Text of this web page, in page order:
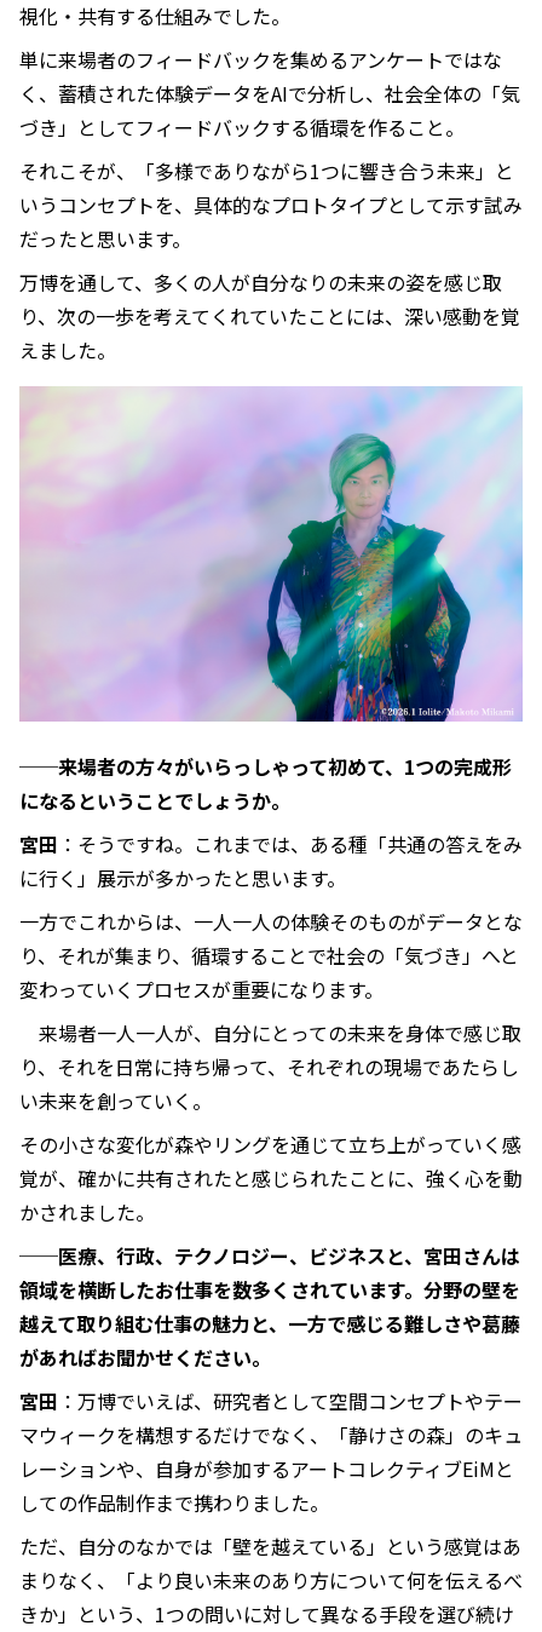
視化・共有する仕組みでした。
単に来場者のフィードバックを集めるアンケートではな
く、蓄積された体験データをAIで分析し、社会全体の「気
づき」としてフィードバックする循環を作ること。
それこそが、「多様でありながら1つに響き合う未来」と
いうコンセプトを、具体的なプロトタイプとして示す試み
だったと思います。
万博を通して、多くの人が自分なりの未来の姿を感じ取
り、次の一歩を考えてくれていたことには、深い感動を覚
えました。
──来場者の方々がいらっしゃって初めて、1つの完成形
になるということでしょうか。
宮田 ：そうですね。これまでは、ある種「共通の答えをみ
に行く」展示が多かったと思います。
一方でこれからは、一人一人の体験そのものがデータとな
り、それが集まり、循環することで社会の「気づき」へと
変わっていくプロセスが重要になります。
来場者一人一人が、自分にとっての未来を身体で感じ取
り、それを日常に持ち帰って、それぞれの現場であたらし
い未来を創っていく。
その小さな変化が森やリングを通じて立ち上がっていく感
覚が、確かに共有されたと感じられたことに、強く心を動
かされました。
──医療、行政、テクノロジー、ビジネスと、宮田さんは
領域を横断したお仕事を数多くされています。分野の壁を
越えて取り組む仕事の魅力と、一方で感じる難しさや葛藤
があればお聞かせください。
宮田 ：万博でいえば、研究者として空間コンセプトやテー
マウィークを構想するだけでなく、「静けさの森」のキュ
レーションや、自身が参加するアートコレクティブEiMと
しての作品制作まで携わりました。
ただ、自分のなかでは「壁を越えている」という感覚はあ
まりなく、「より良い未来のあり方について何を伝えるべ
きか」という、1つの問いに対して異なる手段を選び続け